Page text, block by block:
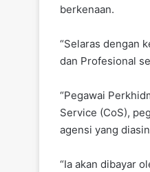
berkenaan.
“Selaras dengan
dan Profesional
“Pegawai
Service (CoS),
agensi yang
“Ia akan dibayar